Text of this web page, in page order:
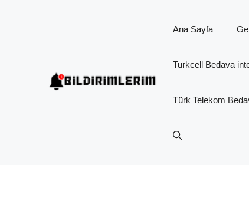
Ana Sayfa
Turkcell Bedava
Türk Telekom